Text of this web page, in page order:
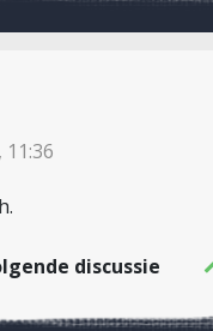
discussie